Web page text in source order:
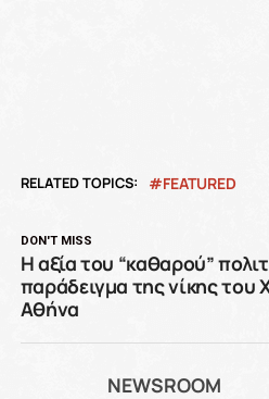
RELATED TOPICS: FEATURED
DON'T MISS
Η αξία του “καθαρού”
παράδειγμα της νίκης του
Αθήνα
NEWSROOM